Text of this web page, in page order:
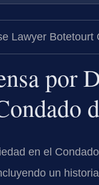
por
en el
un